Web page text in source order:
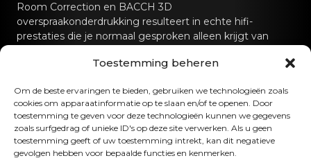
Toestemming beheren
Om de beste ervaringen te bieden, gebruiken we technologieën zoals
cookies om apparaatinformatie op te slaan en/of te openen. Door
toestemming te geven voor deze technologieën kunnen we gegevens
zoals surfgedrag of unieke ID's op deze site verwerken. Als u geen
toestemming geeft of uw toestemming intrekt, kan dit negatieve
gevolgen hebben voor bepaalde functies en kenmerken.
Room Correction en BACCH 3D
overspraakonderdrukking resulteert in echte hifi-
prestaties die je normaal gesproken alleen krijgt van
hello@canvashifi.com Bel +45 29 75 00 45
CANVAS HiFi ApS
Flade Engvej 4